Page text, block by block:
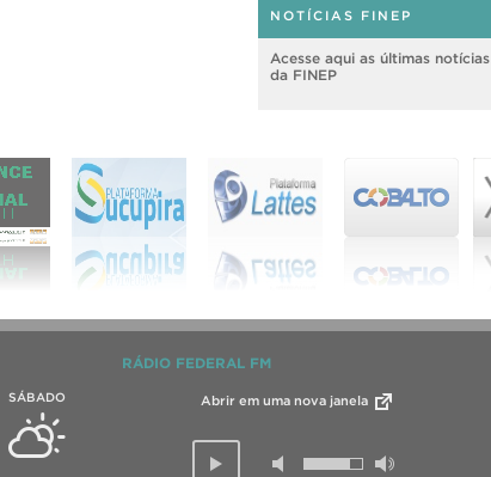
NOTÍCIAS FINEP
Acesse aqui as últimas notícias
da FINEP
SÁBADO
RÁDIO FEDERAL FM
Abrir em uma nova janela